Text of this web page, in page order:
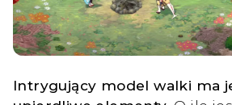
Intrygujący model walki ma